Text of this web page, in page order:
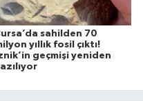
sahilden 70
yıllık fosil çıktı!
geçmişi yeniden